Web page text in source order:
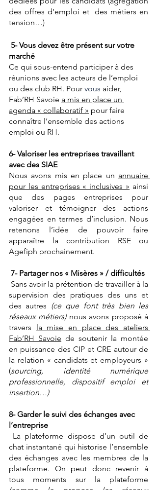
des offres d’emploi et  des métiers en
tension…)
5- Vous devez être présent sur votre
marché
Ce qui sous-entend participer à des
réunions avec les acteurs de l’emploi
ou des club RH. Pour vous aider,
Fab’RH Savoie a mis en place un
agenda « collaboratif » pour faire
connaître l’ensemble des actions
emploi ou RH.
6- Valoriser les entreprises travaillant
avec des SIAE
Nous avons mis en place un annuaire
pour les entreprises « inclusives » ainsi
que des pages entreprises pour
valoriser et témoigner des actions
engagées en termes d’inclusion. Nous
retenons l’idée de pouvoir faire
apparaître la contribution RSE ou
Agefiph prochainement.
7- Partager nos « Misères » / difficultés
supervision des pratiques des uns et
des autres (ce que font très bien les
réseaux métiers) nous avons proposé à
travers
la mise en place des ateliers
Fab’RH Savoie de soutenir la montée
en puissance des CIP et CRE autour de
la relation « candidats et employeurs »
(sourcing, identité numérique
professionnelle, dispositif emploi et
insertion…)
8- Garder le suivi des échanges avec
l’entreprise
chat instantané qui historise l’ensemble
des échanges avec les membres de la
plateforme. On peut donc revenir à